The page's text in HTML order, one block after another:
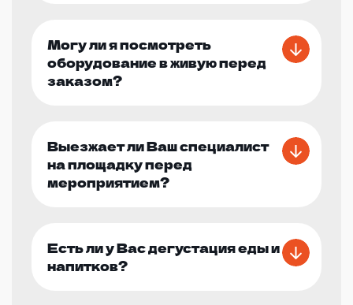
Могу ли я посмотреть
оборудование в живую перед
заказом?
Выезжает ли Ваш специалист
на площадку перед
мероприятием?
Есть ли у Вас дегустация еды и
напитков?